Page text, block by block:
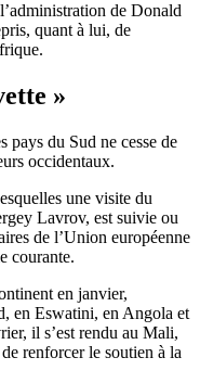
de Donald
quant à lui, de
»
pays du Sud ne cesse de
occidentaux.
une visite du
Lavrov, est suivie ou
de l’Union européenne
courante.
en janvier,
en Eswatini, en Angola et
il s’est rendu au Mali,
renforcer le soutien à la